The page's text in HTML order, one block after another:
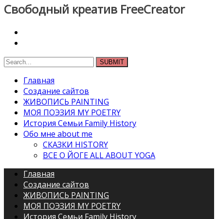
Свободный креатив FreeCreator
Main
Navigation
Главная
Создание сайтов
ЖИВОПИСЬ PAINTING
МОЯ ПОЭЗИЯ MY POETRY
История Семьи Family History
Обо мне about me
СКАЗКИ HISTORY
ВСЕ О ЙОГЕ ALL ABOUT YOGA
Main
Navigation
Главная
Создание сайтов
ЖИВОПИСЬ PAINTING
МОЯ ПОЭЗИЯ MY POETRY
История Семьи Family History